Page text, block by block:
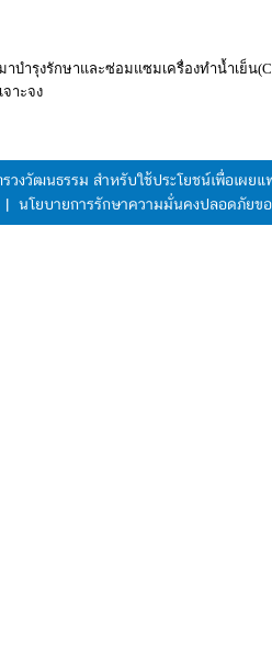
าบำรุงรักษาและซ่อมแซมเครื่องทำน้ำเย็
าะจง
วงวัฒนธรรม สำหรับใช้ประโยชน์เพื่อเผย
| นโยบายการรักษาความมั่นคงปลอดภัยขอ